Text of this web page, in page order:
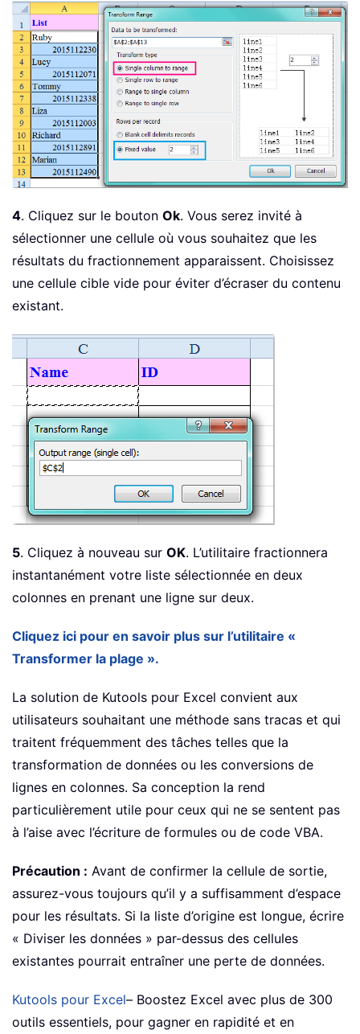
4. Cliquez sur le bouton Ok. Vous serez invité à
sélectionner une cellule où vous souhaitez que les
résultats du fractionnement apparaissent. Choisissez
une cellule cible vide pour éviter d’écraser du contenu
existant.
5. Cliquez à nouveau sur OK. L’utilitaire fractionnera
instantanément votre liste sélectionnée en deux
colonnes en prenant une ligne sur deux.
Cliquez ici pour en savoir plus sur l’utilitaire «
Transformer la plage ».
La solution de Kutools pour Excel convient aux
utilisateurs souhaitant une méthode sans tracas et qui
traitent fréquemment des tâches telles que la
transformation de données ou les conversions de
lignes en colonnes. Sa conception la rend
particulièrement utile pour ceux qui ne se sentent pas
à l’aise avec l’écriture de formules ou de code VBA.
Précaution : Avant de confirmer la cellule de sortie,
assurez-vous toujours qu’il y a suffisamment d’espace
pour les résultats. Si la liste d’origine est longue, écrire
« Diviser les données » par-dessus des cellules
existantes pourrait entraîner une perte de données.
Kutools pour Excel– Boostez Excel avec plus de 300
outils essentiels, pour gagner en rapidité et en